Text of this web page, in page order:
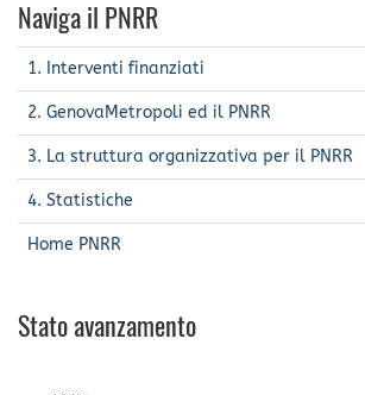
Naviga il PNRR
1. Interventi finanziati
2. GenovaMetropoli ed il PNRR
3. La struttura organizzativa per il PNRR
4. Statistiche
Home PNRR
Stato avanzamento